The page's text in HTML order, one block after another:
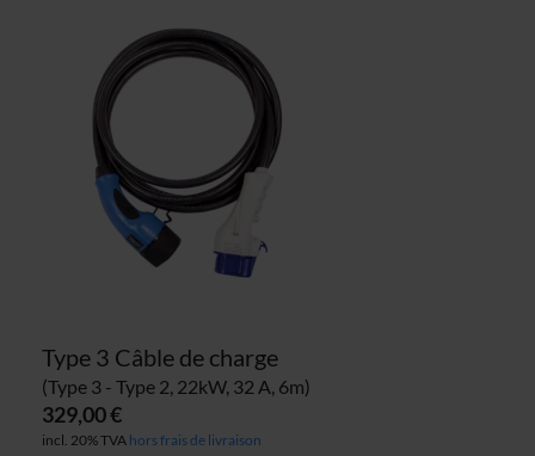
zu können und die Zugriffe auf unsere Website zu
analysieren. Außerdem geben wir Informationen zu Ihrer
Verwendung unserer Website an unsere Partner für
soziale Medien, Werbung und Analysen weiter. Unsere
Partner führen diese Informationen möglicherweise mit
weiteren Daten zusammen, die du ihnen bereitgestellt
hast oder die sie im Rahmen deiner Nutzung der Dienste
gesammelt haben. Weitere Informationen findest du in
Datenschutzerklärung
Type 3 Câble de charge
(Type 3 - Type 2, 22kW, 32 A, 6m)
329,00 €
incl. 20% TVA hors frais de livraison